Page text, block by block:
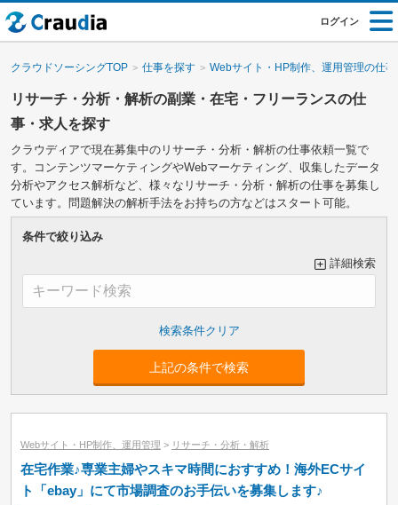
ログイン
クラウドソーシングTOP 仕事を探す Webサイト・HP制作、運用管理の仕事
リサーチ・分析・解析の副業・在宅・フリーランスの仕
事・求人を探す
クラウディアで現在募集中のリサーチ・分析・解析の仕事依頼一覧で
す。コンテンツマーケティングやWebマーケティング、収集したデータ
分析やアクセス解析など、様々なリサーチ・分析・解析の仕事を募集し
ています。問題解決の解析手法をお持ちの方などはスタート可能。
条件で絞り込み
詳細検索
上記の条件で検索
Webサイト・HP制作、運用管理 > リサーチ・分析・解析
在宅作業♪専業主婦やスキマ時間におすすめ！海外ECサイ
ト「ebay」にて市場調査のお手伝いを募集します♪